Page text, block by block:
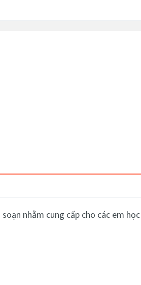
nhằm cung cấp cho các em